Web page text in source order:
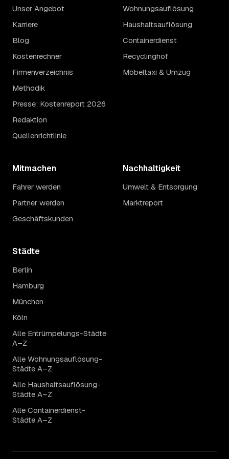
Unser Angebot
Karriere
Blog
Kostenrechner
Firmenverzeichnis
Methodik
Presse: Kostenreport 2026
Redaktion
Quellenrichtlinie
Wohnungsauflösung
Haushaltsauflösung
Containerdienst
Recyclinghof
Möbeltaxi & Umzug
Mitmachen
Fahrer werden
Partner werden
Geschäftskunden
Nachhaltigkeit
Umwelt & Entsorgung
Marktreport
Städte
Berlin
Hamburg
München
Köln
Alle Entrümpelungs-Städte
A–Z
Alle Wohnungsauflösung-
Städte A–Z
Alle Haushaltsauflösung-
Städte A–Z
Alle Containerdienst-
Städte A–Z